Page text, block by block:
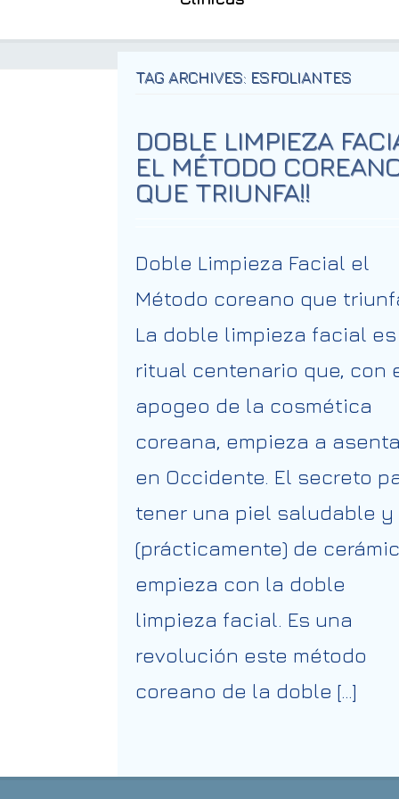
TAG ARCHIVES: ESFOLIANTES
DOBLE LIMPIEZA
EL MÉTODO
QUE TRIUNFA!!
Doble Limpieza Facial el
Método coreano que
La doble limpieza facial es
ritual centenario que, con
apogeo de la cosmética
coreana, empieza a
en Occidente. El secreto
tener una piel saludable y
(prácticamente) de
empieza con la doble
limpieza facial. Es una
revolución este método
coreano de la doble […]